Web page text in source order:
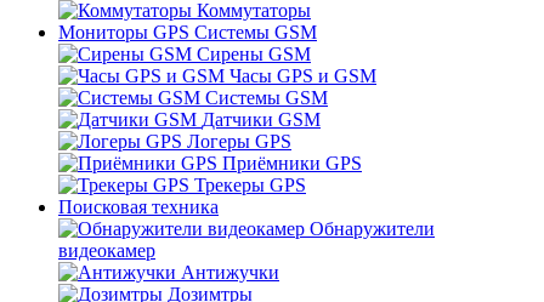
Коммутаторы
Мониторы GPS Системы GSM
Сирены GSM
Часы GPS и GSM
Системы GSM
Датчики GSM
Логеры GPS
Приёмники GPS
Трекеры GPS
Поисковая техника
Обнаружители
видеокамер
Антижучки
Дозимтры